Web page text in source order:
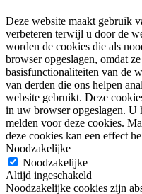
Deze website maakt gebruik
verbeteren terwijl u door de
worden de cookies die als
browser opgeslagen, omdat
basisfunctionaliteiten van de
van derden die ons helpen
website gebruikt. Deze
in uw browser opgeslagen. U
melden voor deze cookies.
deze cookies kan een effect
Noodzakelijke
Noodzakelijke
Altijd ingeschakeld
Noodzakelijke cookies zijn